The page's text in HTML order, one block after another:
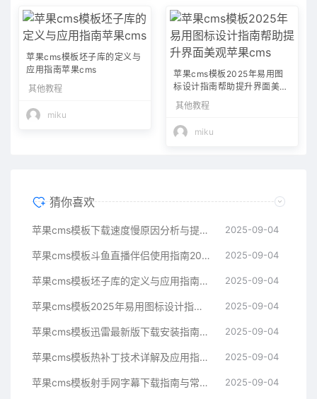
苹果cms模板坯子库的定义与
应用指南苹果cms
其他教程
miku
苹果cms模板2025年易用图
标设计指南帮助提升界面美观
苹果cms
其他教程
miku
猜你喜欢
苹果cms模板下载速度慢原因分析与提升技巧指南苹果cms 2025-09-04
苹果cms模板斗鱼直播伴侣使用指南2025年新手必看苹果cms 2025-09-04
苹果cms模板坯子库的定义与应用指南苹果cms 2025-09-04
苹果cms模板2025年易用图标设计指南帮助提升界面美观苹果cms 2025-09-04
苹果cms模板迅雷最新版下载安装指南与常见问题解决方案苹果cms 2025-09-04
苹果cms模板热补丁技术详解及应用指南苹果cms 2025-09-04
苹果cms模板射手网字幕下载指南与常见问题解决方案苹果cms 2025-09-04